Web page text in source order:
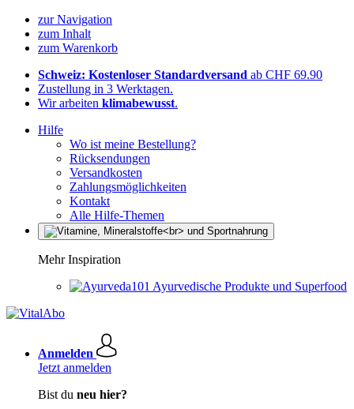
zur Navigation
zum Inhalt
zum Warenkorb
Schweiz: Kostenloser Standardversand ab CHF 69.90
Zustellung in 3 Werktagen.
Wir arbeiten klimabewusst.
Hilfe
Wo ist meine Bestellung?
Rücksendungen
Versandkosten
Zahlungsmöglichkeiten
Kontakt
Alle Hilfe-Themen
Mehr Inspiration
Ayurvedische Produkte und Superfood
Anmelden
Jetzt anmelden
Bist du neu hier?